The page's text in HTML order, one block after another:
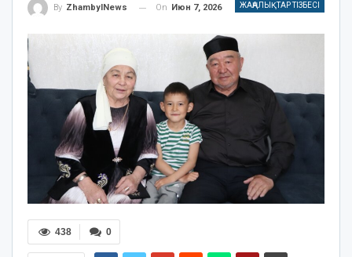
ЖАҢАЛЫҚТАР ТІЗБЕСІ
By ZhambylNews On Июн 7, 2026
0
438